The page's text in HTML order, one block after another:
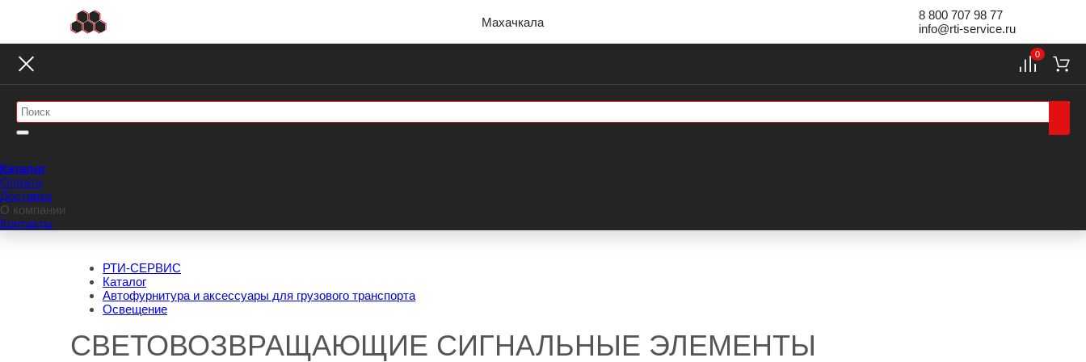
Махачкала
8 800 707 98 77
info@rti-service.ru
Каталог
Оплата
Доставка
О компании
Контакты
0
РТИ-СЕРВИС
Каталог
Автофурнитура и аксессуары для грузового транспорта
Освещение
СВЕТОВОЗВРАЩАЮЩИЕ СИГНАЛЬНЫЕ ЭЛЕМЕНТЫ